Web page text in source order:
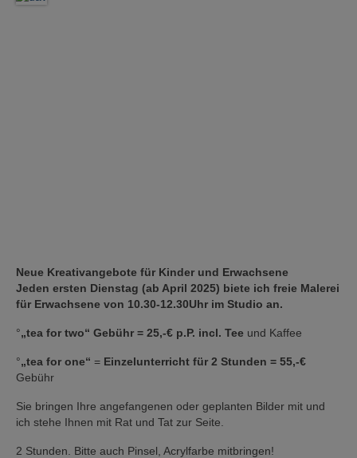
Neue Kreativangebote für Kinder und Erwachsene
Jeden ersten Dienstag (ab April 2025) biete ich freie Malerei
für Erwachsene von 10.30-12.30Uhr im Studio an.
°„tea for two“ Gebühr = 25,-€ p.P. incl. Tee und Kaffee
°„tea for one“ = Einzelunterricht für 2 Stunden = 55,-€
Gebühr
Sie bringen Ihre angefangenen oder geplanten Bilder mit und
ich stehe Ihnen mit Rat und Tat zur Seite.
2 Stunden. Bitte auch Pinsel, Acrylfarbe mitbringen!